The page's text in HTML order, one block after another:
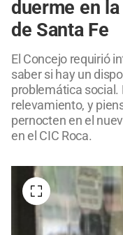
duerme en
de Santa Fe
El Concejo requirió
saber si hay un
problemática social.
relevamiento, y
pernocten en el
en el CIC Roca.